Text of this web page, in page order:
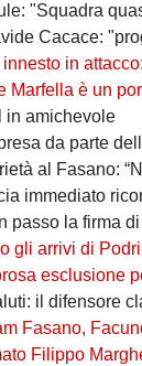
"Squadra
Cacace:
in
Marfella è un
in amichevole
da parte
Fasano: “Non
immediato
passo la firma
gli arrivi di
esclusione
difensore classe
Facundo
Filippo